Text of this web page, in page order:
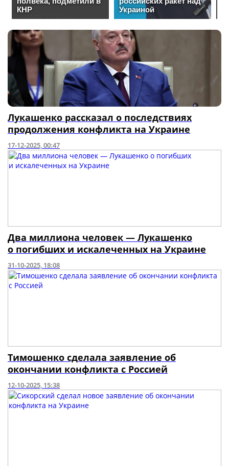
Лукашенко рассказал о последствиях
продолжения конфликта на Украине
17-12-2025, 00:47
Два миллиона человек — Лукашенко
о погибших и искалеченных на Украине
31-10-2025, 18:08
Тимошенко сделала заявление об
окончании конфликта с Россией
12-10-2025, 15:38